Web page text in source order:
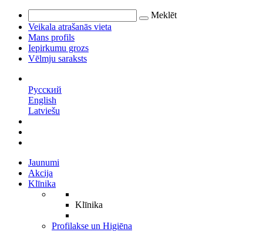
Meklēt
Veikala atrašanās vieta
Mans profils
Iepirkumu grozs
Vēlmju saraksts
Русский
English
Latviešu
Jaunumi
Akcija
Klīnika
Klīnika
Profilakse un Higiēna